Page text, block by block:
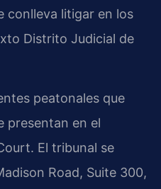
conlleva litigar en los
Distrito Judicial de
peatonales que
presentan en el
El tribunal se
Road, Suite 300,